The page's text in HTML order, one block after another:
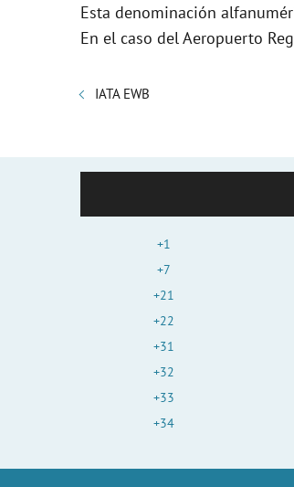
Esta denominación
En el caso del Aeropuerto
IATA EWB
+1
+7
+21
+22
+31
+32
+33
+34